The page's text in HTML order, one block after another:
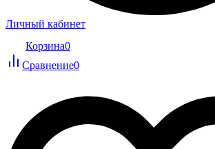
Личный кабинет
Корзина0
Сравнение0